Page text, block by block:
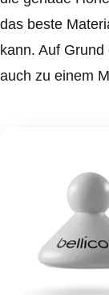
das beste
kann. Auf
auch zu einem